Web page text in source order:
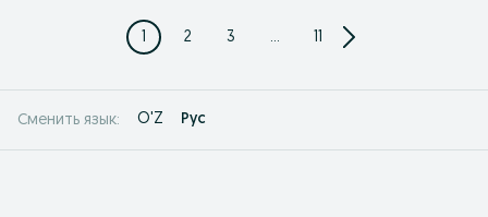
1 2 3 ... 11
Сменить язык: O'Z Рус